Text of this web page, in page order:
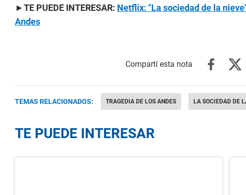
►TE PUEDE INTERESAR: Netflix: "La sociedad de la
Andes
TEMAS RELACIONADOS: TRAGEDIA DE LOS ANDES LA SOCIEDAD DE
TE PUEDE INTERESAR